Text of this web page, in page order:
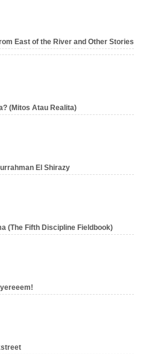
East of the River and Other Stories
(Mitos Atau Realita)
El Shirazy
(The Fifth Discipline Fieldbook)